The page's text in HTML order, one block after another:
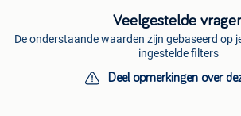
Veelgestelde
De onderstaande waarden zijn gebaseerd op
ingestelde filters
Deel opmerkingen over